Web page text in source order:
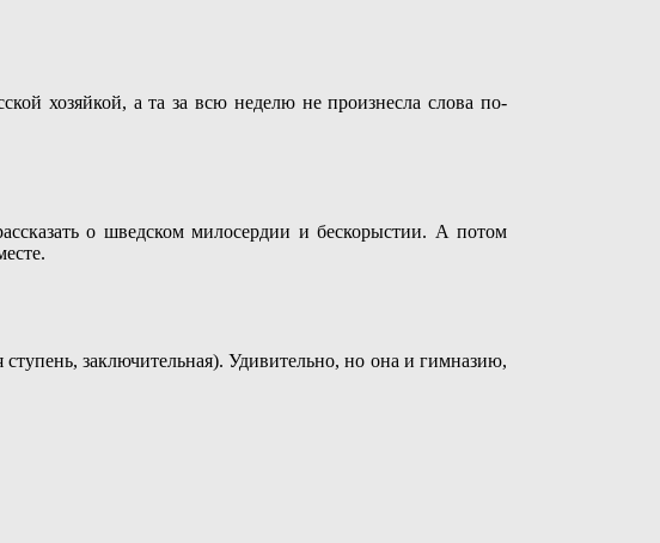
хозяйкой, а та за всю неделю не произнесла слова по-
о шведском милосердии и бескорыстии. А потом
заключительная). Удивительно, но она и гимназию,